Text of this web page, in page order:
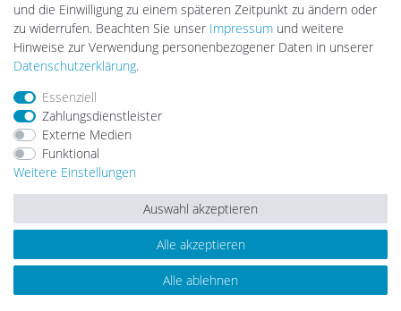
Impressum Daten­schutz­erklärung AGB
Barrierefreiheitserklärung
© Copyright 2026 | Alle Rechte vorbehalten.
und die Einwilligung zu einem späteren Zeitpunkt zu ändern oder
zu widerrufen. Beachten Sie unser Impressum und weitere
Hinweise zur Verwendung personenbezogener Daten in unserer
Daten­schutz­erklärung.
Essenziell
Zahlungsdienstleister
Externe Medien
Funktional
Weitere Einstellungen
Alle akzeptieren
Alle ablehnen
Auswahl akzeptieren